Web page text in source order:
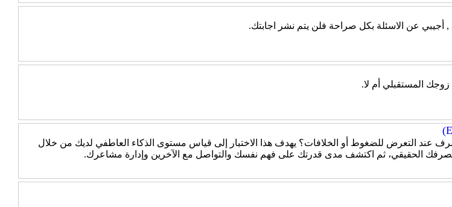
أجيبي عن الاسئلة بكل صراحة فلن يتم نشر اجابتك.
زوجك المستقبلي أم لا.
عند التعرض للضغوط أو الخلافات؟ يهدف هذا الاختبار إلى قياس مستوى الذكاء العاطفي لديك من خلال
تصرفك الحقيقي، ثم اكتشف مدى قدرتك على فهم نفسك والتواصل مع الآخرين وإدارة مشاعرك.